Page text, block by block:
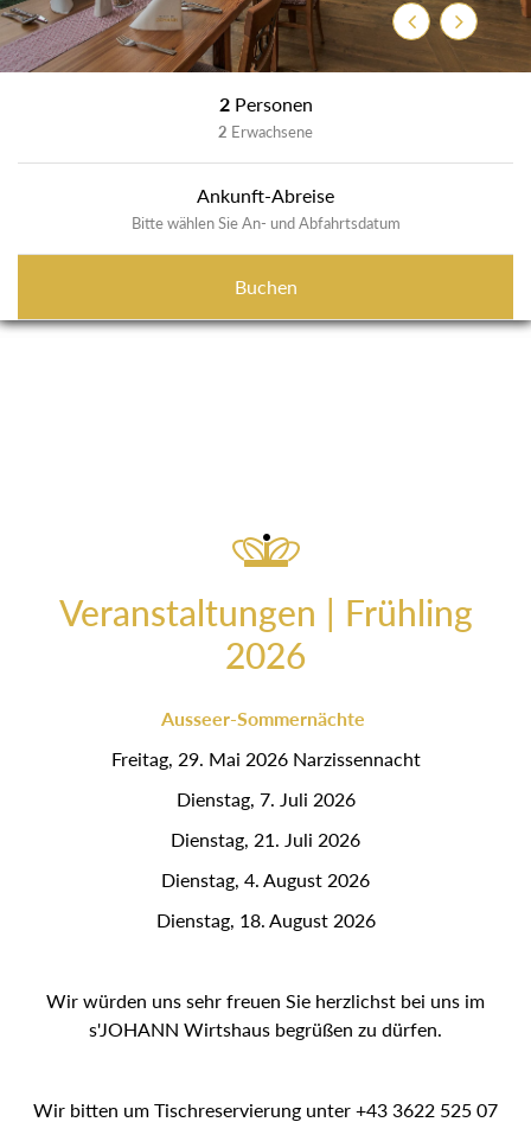
ZurückWeiter
2 Personen
2 Erwachsene
Ankunft-Abreise
Bitte wählen Sie An- und Abfahrtsdatum
Buchen
Veranstaltungen | Frühling
2026
Ausseer-Sommernächte
Freitag, 29. Mai 2026 Narzissennacht
Dienstag, 7. Juli 2026
Dienstag, 21. Juli 2026
Dienstag, 4. August 2026
Dienstag, 18. August 2026
Wir würden uns sehr freuen Sie herzlichst bei uns im
s'JOHANN Wirtshaus begrüßen zu dürfen.
Wir bitten um Tischreservierung unter +43 3622 525 07